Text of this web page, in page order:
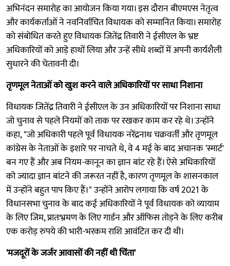
अभिनंदन समारोह का आयोजन किया गया। इस दौरान बीएमएस नेतृत्व
और कार्यकर्ताओं ने नवनिर्वाचित विधायक को सम्मानित किया। समारोह
को संबोधित करते हुए विधायक जितेंद्र तिवारी ने ईसीएल के भ्रष्ट
अधिकारियों को आड़े हाथों लिया और उन्हें सीधे शब्दों में अपनी कार्यशैली
सुधारने की चेतावनी दी।
तृणमूल नेताओं को खुश करने वाले अधिकारियों पर साधा निशाना
विधायक जितेंद्र तिवारी ने ईसीएल के उन अधिकारियों पर निशाना साधा
जो चुनाव से पहले नियमों को ताक पर रखकर काम कर रहे थे। उन्होंने
कहा, "जो अधिकारी पहले पूर्व विधायक नरेंद्रनाथ चक्रवर्ती और तृणमूल
कांग्रेस के नेताओं के इशारे पर नाचते थे, वे 4 मई के बाद अचानक 'स्मार्ट'
बन गए हैं और अब नियम-कानून का ज्ञान बांट रहे हैं। ऐसे अधिकारियों
को ज्यादा ज्ञान बांटने की जरूरत नहीं है, कारण तृणमूल के शासनकाल
में उन्होंने बहुत पाप किए हैं।" उन्होंने आरोप लगाया कि वर्ष 2021 के
विधानसभा चुनाव के बाद कई अधिकारियों ने पूर्व विधायक को व्यायाम
के लिए जिम, प्रातःभ्रमण के लिए गार्डन और ऑफिस तोड़ने के लिए करीब
एक करोड़ रुपये की भारी-भरकम राशि आवंटित कर दी थी।
'मजदूरों के जर्जर आवासों की नहीं थी चिंता'